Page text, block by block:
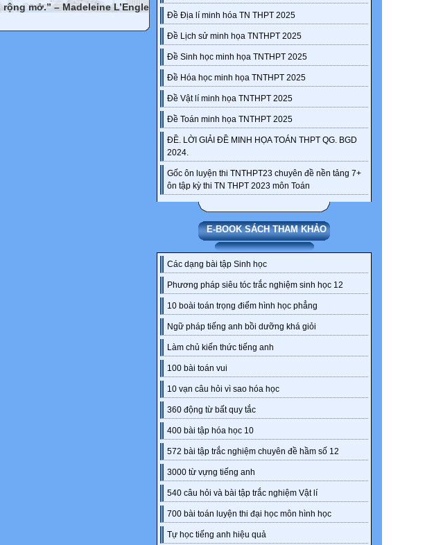
Đề Địa lí minh hóa TN THPT 2025
Đề Lịch sử minh họa TNTHPT 2025
Đề Sinh học minh họa TNTHPT 2025
Đề Hóa học minh họa TNTHPT 2025
Đề Vật lí minh họa TNTHPT 2025
Đề Toán minh họa TNTHPT 2025
ĐỀ. LỜI GIẢI ĐỀ MINH HỌA TOÁN THPT QG. BGD
2024.
Gốc ôn luyện thi TNTHPT23 chuyên đề nền tảng 7+
ôn tập kỳ thi TN THPT 2023 môn Toán
E-BOOK SÁCH THAM KHẢO
Các dạng bài tập Sinh học
Phương pháp siêu tóc trắc nghiệm sinh học 12
10 boài toán trọng điểm hình học phẳng
Ngữ pháp tiếng anh bồi dưỡng khá giỏi
Làm chủ kiến thức tiếng anh
100 bài toán vui
10 vạn câu hỏi vì sao hóa học
360 động từ bất quy tắc
400 bài tập hóa học 10
572 bài tập trắc nghiệm chuyên đề hầm số 12
3000 từ vựng tiếng anh
540 câu hỏi và bài tập trắc nghiệm Vật lí
700 bài toán luyện thi đại học môn hình học
Tự học tiếng anh hiệu quả
mở.” – Madeleine L’Engle